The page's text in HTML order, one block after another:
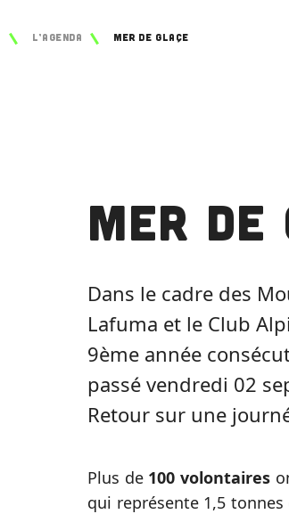
L’agenda Mer de glaçe
Mer de
Dans le cadre des
Lafuma et le Club
9ème année
passé vendredi 02
Retour sur une
Plus de 100 volontaires
qui représente 1,5